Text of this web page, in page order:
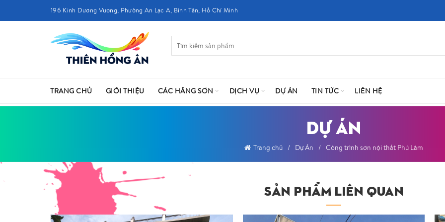
196 Kinh Dương Vương, Phường An Lạc A, Bình Tân, Hồ Chí Minh
TRANG CHỦ GIỚI THIỆU CÁC HÃNG SƠN DỊCH VỤ DỰ ÁN TIN TỨC LIÊN HỆ
DỰ ÁN
Trang chủ Dự Án Công trình sơn nội thất Phú Lâm
SẢN PHẨM LIÊN QUAN